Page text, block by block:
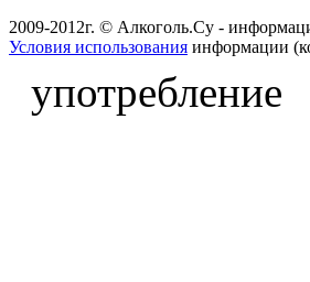
2009-2012г. © Алкоголь.Су -
Условия использования информации